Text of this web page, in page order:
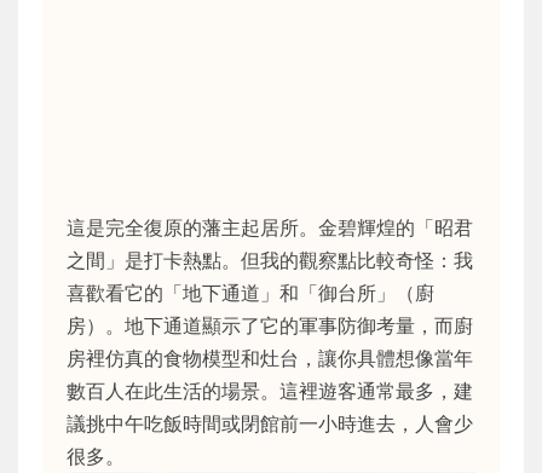
這是完全復原的藩主起居所。金碧輝煌的「昭君
之間」是打卡熱點。但我的觀察點比較奇怪：我
喜歡看它的「地下通道」和「御台所」（廚
房）。地下通道顯示了它的軍事防御考量，而廚
房裡仿真的食物模型和灶台，讓你具體想像當年
數百人在此生活的場景。這裡遊客通常最多，建
議挑中午吃飯時間或閉館前一小時進去，人會少
很多。